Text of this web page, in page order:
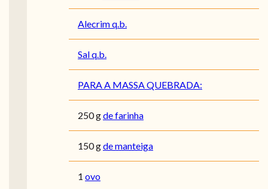
Alecrim q.b.
Sal q.b.
PARA A MASSA QUEBRADA:
250gde farinha
150gde manteiga
1 ovo